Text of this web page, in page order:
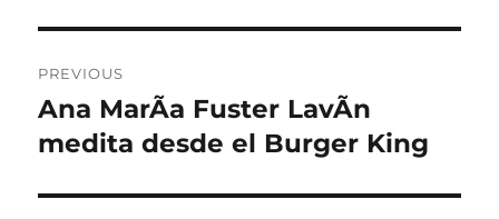
navigation
PREVIOUS
Previous
post:
Ana MarÃ­a Fuster LavÃ­n
medita desde el Burger King